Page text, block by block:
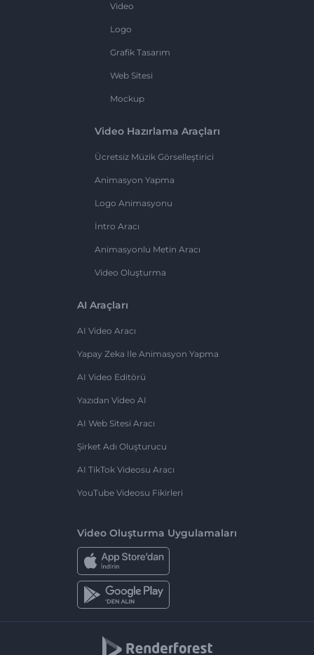
Video
Logo
Grafik Tasarım
Web Sitesi
Mockup
Video Hazırlama Araçları
Ücretsiz Müzik Görselleştirici
Animasyon Yapma
Logo Animasyonu
İntro Aracı
Animasyonlu Metin Aracı
Video Oluşturma
AI Araçları
AI Video Aracı
Yapay Zeka Ile Animasyon Yapma
AI Video Editörü
Yazıdan Video AI
AI Web Sitesi Aracı
Şirket Adı Oluşturucu
AI TikTok Videosu Aracı
YouTube Videosu Fikirleri
Video Oluşturma Uygulamaları